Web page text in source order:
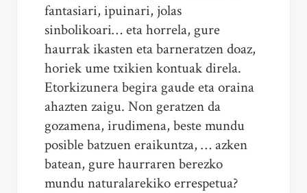
fantasiari, ipuinari, jolas
sinbolikoari… eta horrela, gure
haurrak ikasten eta barneratzen doaz,
horiek ume txikien kontuak direla.
Etorkizunera begira gaude eta oraina
ahazten zaigu. Non geratzen da
gozamena, irudimena, beste mundu
posible batzuen eraikuntza, … azken
batean, gure haurraren berezko
mundu naturalarekiko errespetua?